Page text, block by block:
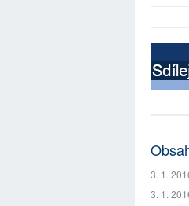
3. 1.
3. 1.